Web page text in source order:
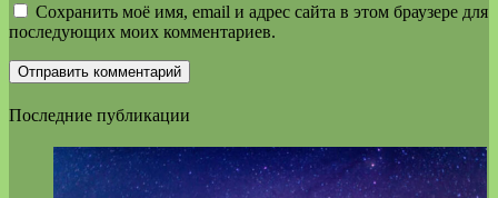
Сохранить моё имя, email и адрес сайта в этом браузере для
последующих моих комментариев.
Последние публикации